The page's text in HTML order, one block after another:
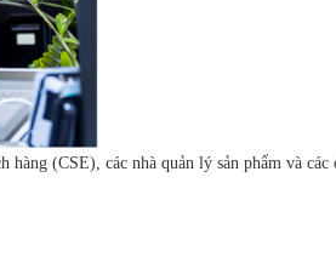
(CSE), các nhà quản lý sản phẩm và